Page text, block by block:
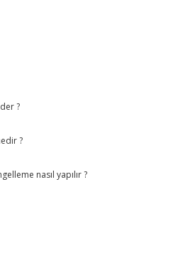
?
?
nasıl yapılır ?